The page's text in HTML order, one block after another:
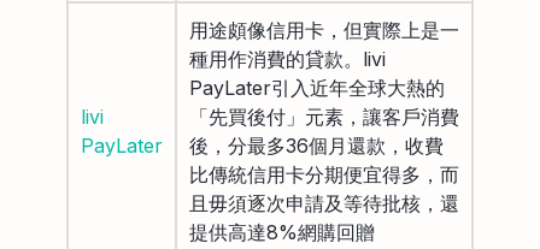
livi
PayLater
用途頗像信用卡，但實際上是一
種用作消費的貸款。livi
PayLater引入近年全球大熱的
「先買後付」元素，讓客戶消費
後，分最多36個月還款，收費
比傳統信用卡分期便宜得多，而
且毋須逐次申請及等待批核，還
提供高達8%網購回贈